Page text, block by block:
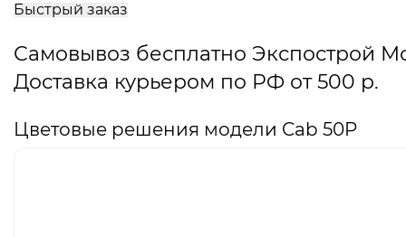
Быстрый заказ
Самовывоз бесплатно Экспострой
Доставка курьером по РФ от 500 р.
Цветовые решения модели Cab 50P